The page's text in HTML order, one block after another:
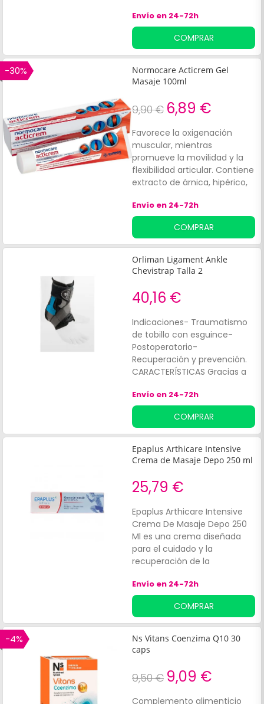
fatiga. También ayuda a
mantener el equilibrio
electrolito/hidrosalino gracias
a su contenido en magnesio
y potasio.
Envío en 24-72h
COMPRAR
-30%
Normocare Acticrem Gel
Masaje 100ml
9,90 € 6,89 €
Favorece la oxigenación
muscular, mientras
promueve la movilidad y la
flexibilidad articular. Contiene
extracto de árnica, hipérico,
contribuyen a calmar
tensiones o contracturas.
Envío en 24-72h
COMPRAR
Orliman Ligament Ankle
Chevistrap Talla 2
40,16 €
Indicaciones- Traumatismo
de tobillo con esguince-
Postoperatorio-
Recuperación y prevención.
CARACTERÍSTICAS Gracias a
(medial y lateral), la férula
Chevistrap® proporciona
estabilidad a la articulación
durante la actividad
deportiva, soportando
movimientos con impulsos o
traumatismos. Codificada
por colores (azul y gris) para
facilitar su colocación. Los
refuerzos bilaterales
proporcionan estabilidad y
equilibrio natural sin
molestias durante los
movimientos de flexión y
extensión del pie, necesarios
para la actividad deportiva.
Envío en 24-72h
COMPRAR
Epaplus Arthicare Intensive
Crema de Masaje Depo 250 ml
25,79 €
Epaplus Arthicare Intensive
Crema De Masaje Depo 250
Ml es una crema diseñada
para el cuidado y la
recuperación de la
intenso. Su formulación
combina extractos naturales
y activos reparadores,
ofreciendo alivio y protección
a los músculos.
Envío en 24-72h
COMPRAR
-4%
Ns Vitans Coenzima Q10 30
caps
9,50 € 9,09 €
Complemento alimenticio